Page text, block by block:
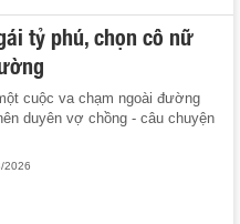
tỷ phú, chọn cô nữ
cuộc va chạm ngoài đường
duyên vợ chồng - câu chuyện
2026